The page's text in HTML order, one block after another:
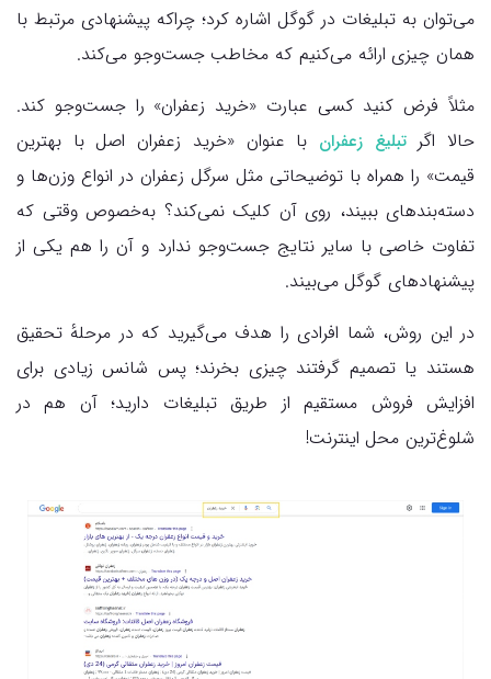
می‌توان به تبلیغات در گوگل اشاره کرد؛ چراکه پیشنهادی مرتبط با
همان چیزی ارائه می‌کنیم که مخاطب جست‌وجو می‌کند.
مثلاً فرض کنید کسی عبارت «خرید زعفران» را جست‌وجو کند.
حالا اگرتبلیغ زعفران با عنوان «خرید زعفران اصل با بهترین
قیمت» را همراه با توضیحاتی مثل سرگل زعفران در انواع وزن‌ها و
دسته‌بندهای ببیند، روی آن کلیک نمی‌کند؟ به‌خصوص وقتی که
تفاوت خاصی با سایر نتایج جست‌وجو ندارد و آن را هم یکی از
پیشنهادهای گوگل می‌بیند.
در این روش، شما افرادی را هدف می‌گیرید که در مرحلهٔ تحقیق
هستند یا تصمیم گرفتند چیزی بخرند؛ پس شانس زیادی برای
افزایش فروش مستقیم از طریق تبلیغات دارید؛ آن هم در
شلوغ‌ترین محل اینترنت!